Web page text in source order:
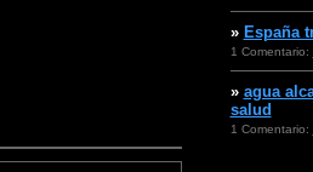
» España
1 Comentario:
» agua
salud
1 Comentario: